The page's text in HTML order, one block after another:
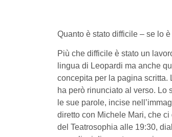
Quanto è stato difficile – se lo
Più che difficile è stato un
lingua di Leopardi ma anche
concepita per la pagina scritta.
ha però rinunciato al verso. Lo
le sue parole, incise
diretto con Michele Mari, che
del Teatrosophia alle 19:30,